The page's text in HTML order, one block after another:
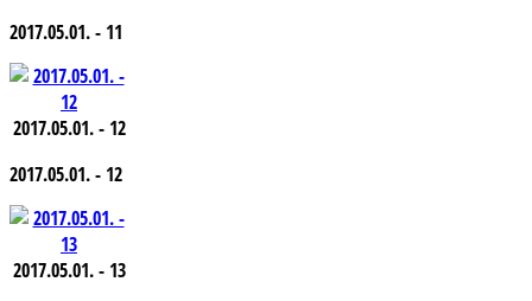
2017.05.01. - 11
2017.05.01. - 12
2017.05.01. - 12
2017.05.01. - 13